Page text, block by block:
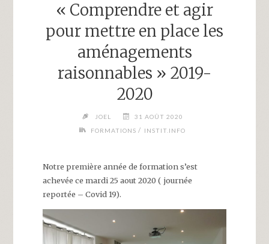
« Comprendre et agir
pour mettre en place les
aménagements
raisonnables » 2019-
2020
JOEL
31 AOÛT 2020
FORMATIONS / INSTIT.INFO
Notre première année de formation s’est
achevée ce mardi 25 aout 2020 ( journée
reportée – Covid 19).